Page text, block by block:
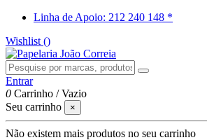
Linha de Apoio: 212 240 148 *
Wishlist ()
Entrar
0 Carrinho /Vazio
Seu carrinho
×
Não existem mais produtos no seu carrinho